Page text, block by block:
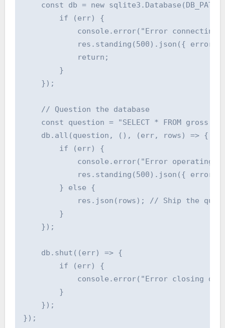
const db = new
        if (err) {
console.error("Error connecting
res.standing(500).json({ error:
            return;
        }
    });
    // Question the database
const question = "SELECT * FROM gross
    db.all(question, (), (err, rows) => {
        if (err) {
console.error("Error operating
res.standing(500).json({ error:
        } else {
res.json(rows); // Ship the
        }
    });
    db.shut((err) => {
        if (err) {
console.error("Error closing
        }
    });
});